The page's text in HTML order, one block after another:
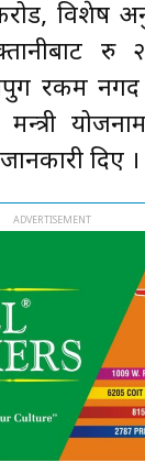
विशेष
रु
रकम नगद
दिए ।